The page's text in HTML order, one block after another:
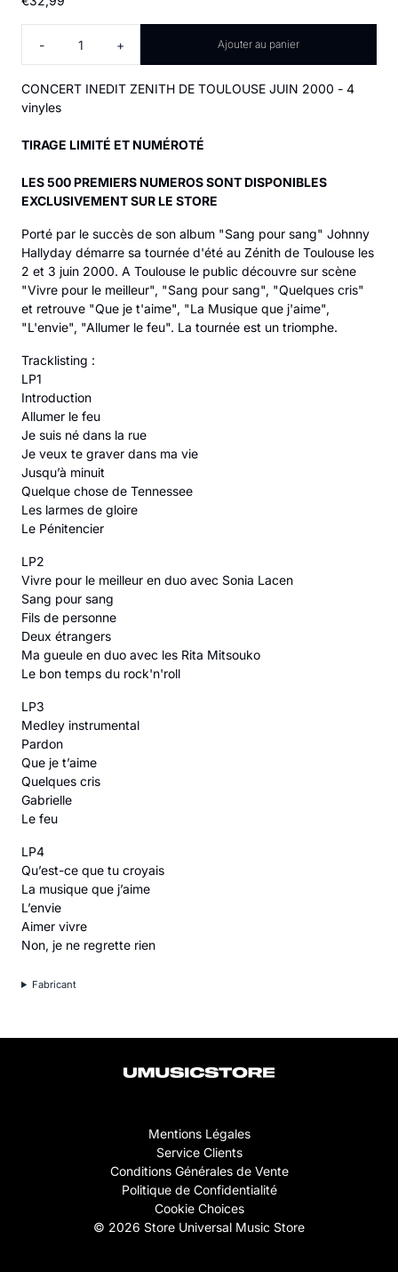
- + Ajouter au panier
CONCERT INEDIT ZENITH DE TOULOUSE JUIN 2000 - 4
vinyles
TIRAGE LIMITÉ ET NUMÉROTÉ
LES 500 PREMIERS NUMEROS SONT DISPONIBLES
EXCLUSIVEMENT SUR LE STORE
Porté par le succès de son album "Sang pour sang" Johnny
Hallyday démarre sa tournée d'été au Zénith de Toulouse les
2 et 3 juin 2000. A Toulouse le public découvre sur scène
"Vivre pour le meilleur", "Sang pour sang", "Quelques cris"
et retrouve "Que je t'aime", "La Musique que j'aime",
"L'envie", "Allumer le feu". La tournée est un triomphe.
Tracklisting :
LP1
Introduction
Allumer le feu
Je suis né dans la rue
Je veux te graver dans ma vie
Jusqu’à minuit
Quelque chose de Tennessee
Les larmes de gloire
Le Pénitencier
LP2
Vivre pour le meilleur en duo avec Sonia Lacen
Sang pour sang
Fils de personne
Deux étrangers
Ma gueule en duo avec les Rita Mitsouko
Le bon temps du rock'n'roll
LP3
Medley instrumental
Pardon
Que je t’aime
Quelques cris
Gabrielle
Le feu
LP4
Qu’est-ce que tu croyais
La musique que j’aime
L’envie
Aimer vivre
Non, je ne regrette rien
Fabricant
Mentions Légales
Service Clients
Conditions Générales de Vente
Politique de Confidentialité
Cookie Choices
© 2026 Store Universal Music Store